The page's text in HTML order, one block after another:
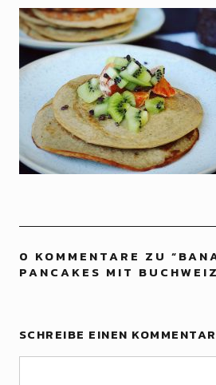
0 KOMMENTARE ZU “
PANCAKES MIT
SCHREIBE EINEN KOMMENTAR